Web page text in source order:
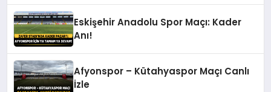
Eskişehir Anadolu Spor Maçı: Kader
Anı!
Afyonspor – Kütahyaspor Maçı Canlı
İzle